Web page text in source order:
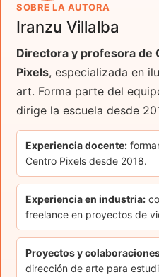
SOBRE LA AUTORA
Iranzu Villalba
Directora y profesora de
Pixels, especializada en
art. Forma parte del
dirige la escuela desde
Experiencia docente:
Centro Pixels desde 2018.
Experiencia en industria:
freelance en proyectos de
Proyectos y
dirección de arte para